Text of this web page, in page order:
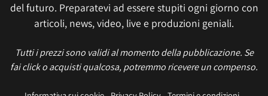
del futuro. Preparatevi ad essere stupiti ogni giorno con
articoli, news, video, live e produzioni geniali.
Tutti i prezzi sono validi al momento della pubblicazione. Se
fai click o acquisti qualcosa, potremmo ricevere un compenso.